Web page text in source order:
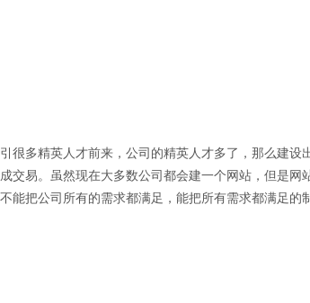
多精英人才前来，公司的精英人才多了，那么建设
易。虽然现在大多数公司都会建一个网站，但是网
把公司所有的需求都满足，能把所有需求都满足的